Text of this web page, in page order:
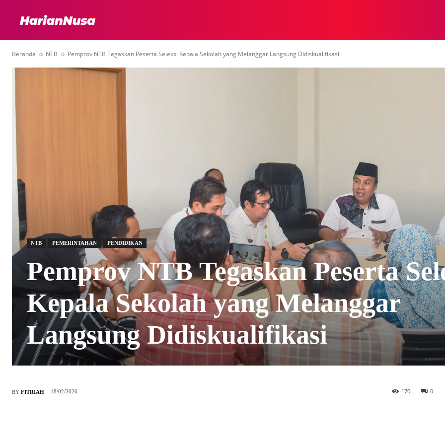
Beranda NTB Pemprov NTB Tegaskan Peserta Seleksi Kepala Sekolah yang Melanggar Langsung Didiskualifikasi
NTB PEMERINTAHAN PENDIDIKAN
Pemprov NTB Tegaskan Peserta
Kepala Sekolah yang Melanggar
Langsung Didiskualifikasi
BY FITRIAH 18/02/2026 0
170